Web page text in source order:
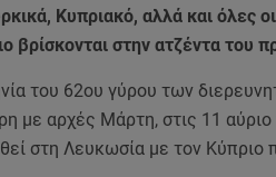
Κυπριακό, αλλά και όλες
βρίσκονται στην ατζέντα του
του 62ου γύρου των
με αρχές Μάρτη, στις 11
στη Λευκωσία με τον Κύπριο